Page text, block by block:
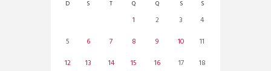
D S T Q Q S S
1 2 3
4
5
6 7 8 9 10
11
12
13 14 15 16 17
18